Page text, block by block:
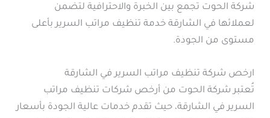
شركة الحوت تجمع بين الخبرة والاحترافية لتضمن
لعملائها في الشارقة خدمة تنظيف مراتب السرير بأعلى
مستوى من الجودة.
ارخص شركة تنظيف مراتب السرير في الشارقة
تُعتبر شركة الحوت من أرخص شركات تنظيف مراتب
السرير في الشارقة، حيث تقدم خدمات عالية الجودة بأسعار